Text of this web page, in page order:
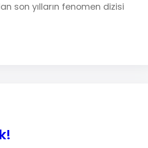
son yılların fenomen dizisi